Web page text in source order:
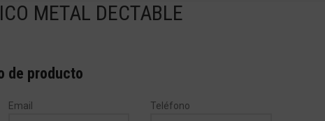
METAL DECTABLE
de producto
Email Teléfono